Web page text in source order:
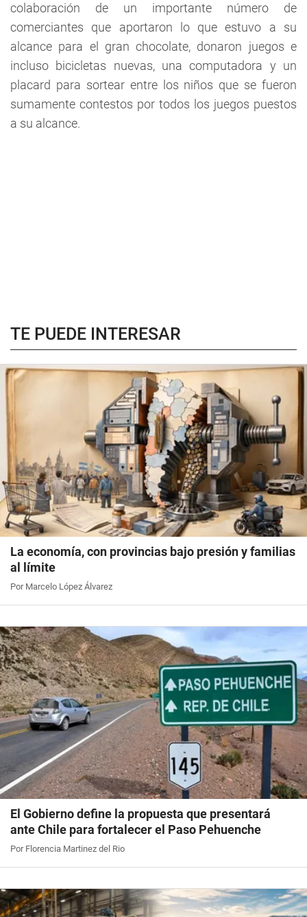
colaboración de un importante número de
comerciantes que aportaron lo que estuvo a su
alcance para el gran chocolate, donaron juegos e
incluso bicicletas nuevas, una computadora y un
placard para sortear entre los niños que se fueron
sumamente contestos por todos los juegos puestos
a su alcance.
TE PUEDE INTERESAR
La economía, con provincias bajo presión y familias
al límite
Por Marcelo López Álvarez
El Gobierno define la propuesta que presentará
ante Chile para fortalecer el Paso Pehuenche
Por Florencia Martinez del Rio